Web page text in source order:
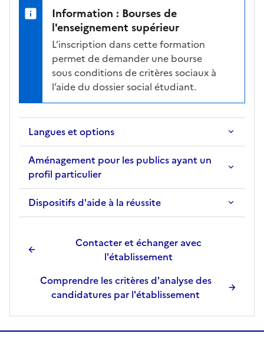
Information : Bourses de
l'enseignement supérieur
L’inscription dans cette formation
permet de demander une bourse
sous conditions de critères sociaux à
l’aide du dossier social étudiant.
Langues et options
Aménagement pour les publics ayant un
profil particulier
Dispositifs d'aide à la réussite
Contacter et échanger avec
l'établissement
Comprendre les critères d'analyse des
candidatures par l'établissement